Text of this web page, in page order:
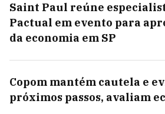
Saint Paul reúne
Pactual em evento para
da economia em SP
Copom mantém cautela e
próximos passos, avaliam